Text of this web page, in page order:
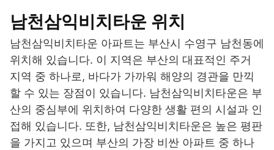
남천삼익비치타운 위치
남천삼익비치타운 아파트는 부산시 수영구 남천동에
위치해 있습니다. 이 지역은 부산의 대표적인 주거
지역 중 하나로, 바다가 가까워 해양의 경관을 만끽
할 수 있는 장점이 있습니다. 남천삼익비치타운은 부
산의 중심부에 위치하여 다양한 생활 편의 시설과 인
접해 있습니다. 또한, 남천삼익비치타운은 높은 평판
을 가지고 있으며 부산의 가장 비싼 아파트 중 하나